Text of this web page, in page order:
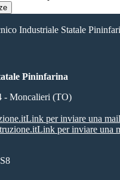
Industriale Statale
Pininfarina
- Moncalieri (TO)
Link per inviare una mail
Link per inviare una